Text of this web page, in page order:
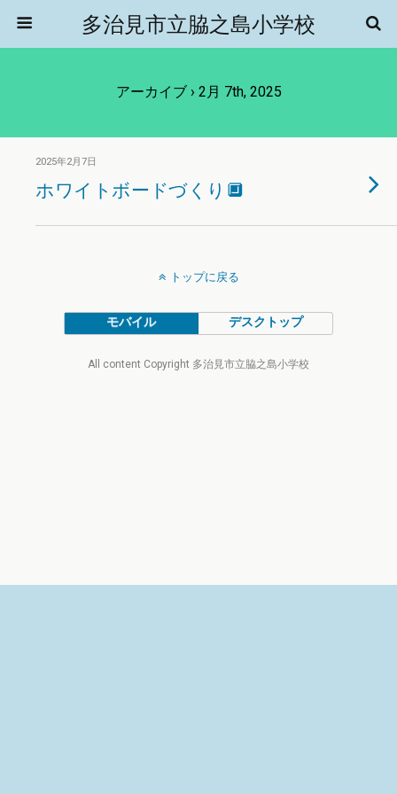
多治見市立脇之島小学校
アーカイブ › 2月 7th, 2025
2025年2月7日
ホワイトボードづくり🔲
トップに戻る
モバイル デスクトップ
All content Copyright 多治見市立脇之島小学校